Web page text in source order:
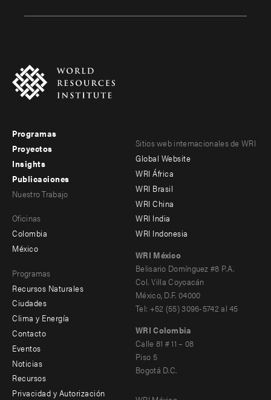
Footer
menu
-
Programas
Proyectos
Insights
Publicaciones
menu
-
Nuestro Trabajo
Oficinas
Colombia
México
Programas
Recursos Naturales
Ciudades
Clima y Energía
Footer
menu
-
Contacto
Eventos
Noticias
Recursos
Privacidad y Autorización
Footer
menu
-
Offices
Sitios web internacionales de WRI
Global Website
WRI África
WRI Brasil
WRI China
WRI India
WRI Indonesia
WRI México
Belisario Domínguez #8 P.A.
Col. Villa Coyoacán
México, D.F. 04000
Tel: +52 (55) 3096-5742 al 45
WRI Colombia
Calle 81 # 11 – 08
Piso 5
Bogotá D.C.